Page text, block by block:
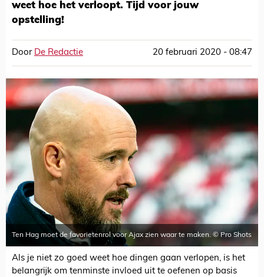
weet hoe het verloopt. Tijd voor jouw
opstelling!
Door De Redactie 20 februari 2020 - 08:47
Ten Hag moet de favorietenrol voor Ajax zien waar te maken. © Pro Shots
Als je niet zo goed weet hoe dingen gaan verlopen, is het
belangrijk om tenminste invloed uit te oefenen op basis